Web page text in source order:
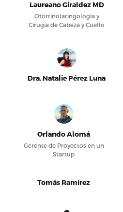
Laureano Giraldez MD
Otorrinolaringología y
Cirugía de Cabeza y Cuello
Dra. Natalie Pérez Luna
Orlando Alomá
Gerente de Proyectos en un
Startup
Tomás Ramírez